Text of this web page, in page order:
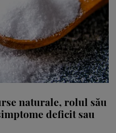
naturale, rolul său
deficit sau